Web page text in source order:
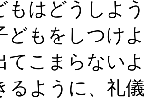
はどうしよ
どもをしつけ
てこまらない
るように、礼